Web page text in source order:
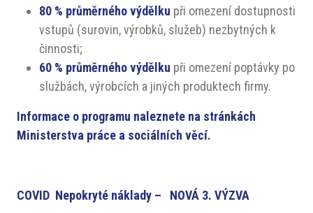
80 % průměrného výdělku při omezení dostupnosti
vstupů (surovin, výrobků, služeb) nezbytných k
činnosti;
60 % průměrného výdělku při omezení poptávky po
službách, výrobcích a jiných produktech firmy.
Informace o programu naleznete na stránkách
Ministerstva práce a sociálních věcí.
COVID Nepokryté náklady – NOVÁ 3. VÝZVA